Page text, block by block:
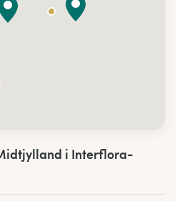
i Interflora-